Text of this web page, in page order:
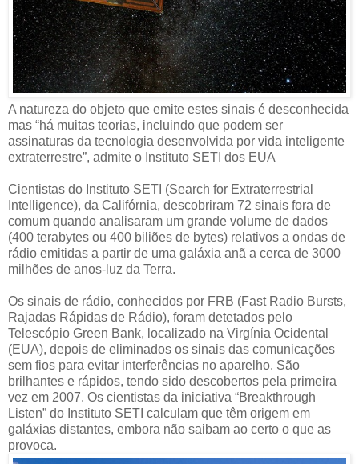
A natureza do objeto que emite estes sinais é desconhecida
mas “há muitas teorias, incluindo que podem ser
assinaturas da tecnologia desenvolvida por vida inteligente
extraterrestre”, admite o Instituto SETI dos EUA
Cientistas do Instituto SETI (Search for Extraterrestrial
Intelligence), da Califórnia, descobriram 72 sinais fora de
comum quando analisaram um grande volume de dados
(400 terabytes ou 400 biliões de bytes) relativos a ondas de
rádio emitidas a partir de uma galáxia anã a cerca de 3000
milhões de anos-luz da Terra.
Os sinais de rádio, conhecidos por FRB (Fast Radio Bursts,
Rajadas Rápidas de Rádio), foram detetados pelo
Telescópio Green Bank, localizado na Virgínia Ocidental
(EUA), depois de eliminados os sinais das comunicações
sem fios para evitar interferências no aparelho. São
brilhantes e rápidos, tendo sido descobertos pela primeira
vez em 2007. Os cientistas da iniciativa “Breakthrough
Listen” do Instituto SETI calculam que têm origem em
galáxias distantes, embora não saibam ao certo o que as
provoca.